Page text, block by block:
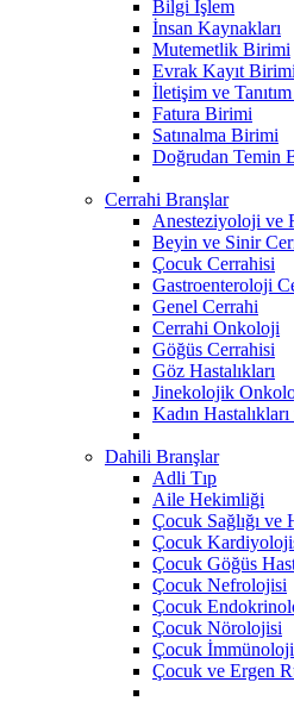
Bilgi İşlem
İnsan Kaynakları
Mutemetlik Birimi
Evrak Kayıt Birimi
İletişim ve
Fatura Birimi
Satınalma Birimi
Doğrudan Temin
Cerrahi Branşlar
Anesteziyoloji ve
Beyin ve Sinir
Çocuk Cerrahisi
Gastroenteroloji
Genel Cerrahi
Cerrahi Onkoloji
Göğüs Cerrahisi
Göz Hastalıkları
Jinekolojik
Kadın
Dahili Branşlar
Adli Tıp
Aile Hekimliği
Çocuk Sağlığı ve
Çocuk
Çocuk Göğüs
Çocuk Nefrolojisi
Çocuk
Çocuk Nörolojisi
Çocuk
Çocuk ve Ergen